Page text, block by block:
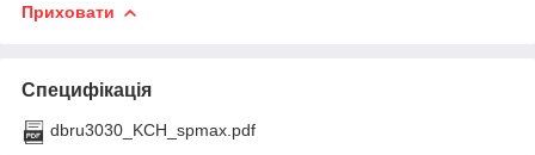
Приховати
Специфікація
dbru3030_KCH_spmax.pdf